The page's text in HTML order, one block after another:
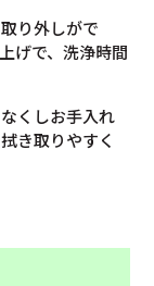
り外しがで
げで、洗浄時間
くしお手入れ
き取りやすく